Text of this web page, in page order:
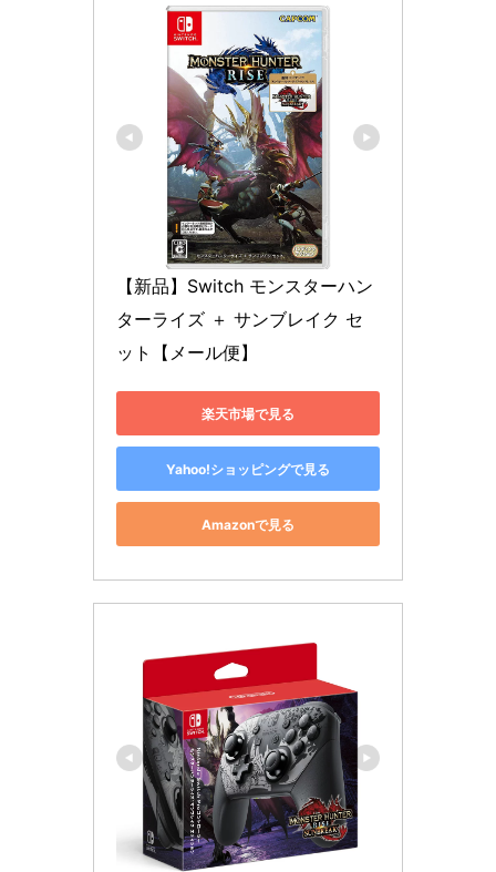
【新品】Switch モンスターハン
ターライズ ＋ サンブレイク セ
ット【メール便】
楽天市場で見る
Yahoo!ショッピングで見る
Amazonで見る